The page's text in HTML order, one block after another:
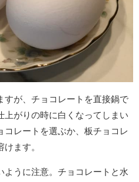
すが、チョコレートを直接鍋で
がりの時に白くなってしまい
コレートを選ぶか、板チョコレ
ます。
うに注意。チョコレートと水